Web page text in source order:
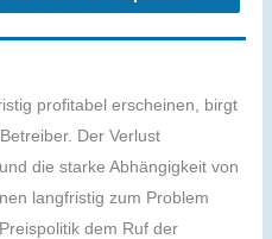
profitabel erscheinen, birgt
Der Verlust
die starke Abhängigkeit von
langfristig zum Problem
dem Ruf der